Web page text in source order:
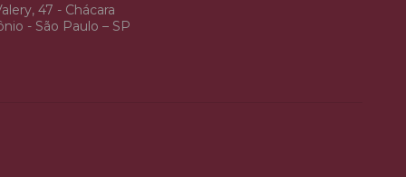
47 - Chácara
- São Paulo – SP